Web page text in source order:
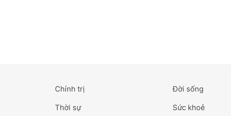
Đắk Lắk
Chính trị
Thời sự
Đời sống
Sức khoẻ